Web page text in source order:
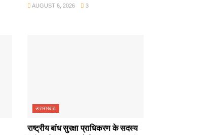
AUGUST 6, 2026 3
उत्तराखंड
राष्ट्रीय बांध सुरक्षा प्राधिकरण के सदस्य